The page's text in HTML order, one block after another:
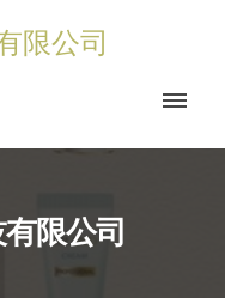
限公司
限公司